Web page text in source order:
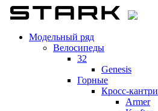
Модельный ряд
Велосипеды
32
Genesis
Горные
Кросс-кантри
Armer